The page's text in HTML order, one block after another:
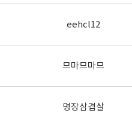
eehcl12
므마므마므
명장삼겹살